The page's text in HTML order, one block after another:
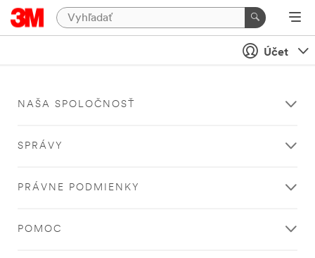
Účet
NAŠA SPOLOČNOSŤ
SPRÁVY
PRÁVNE PODMIENKY
POMOC